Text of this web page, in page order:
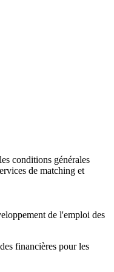
conditions générales
de matching et
de l'emploi des
financières pour les